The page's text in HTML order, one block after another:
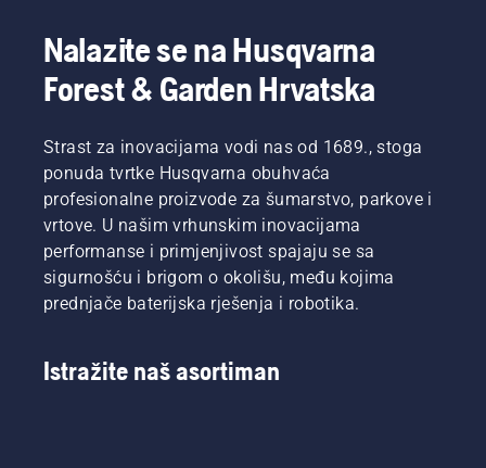
Nalazite se na Husqvarna
Forest & Garden Hrvatska
Strast za inovacijama vodi nas od 1689., stoga
ponuda tvrtke Husqvarna obuhvaća
profesionalne proizvode za šumarstvo, parkove i
vrtove. U našim vrhunskim inovacijama
performanse i primjenjivost spajaju se sa
sigurnošću i brigom o okolišu, među kojima
prednjače baterijska rješenja i robotika.
Istražite naš asortiman